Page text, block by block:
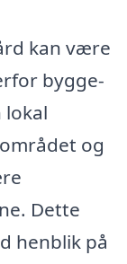
kan være
bygge-
lokal
og
Dette
henblik på